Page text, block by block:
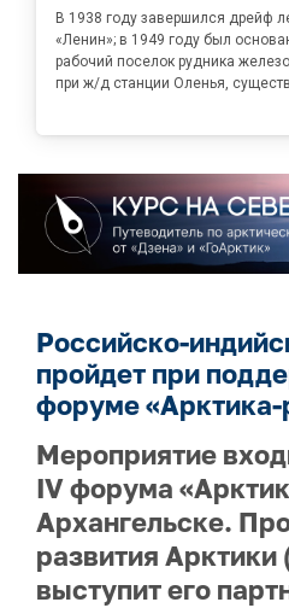
В 1938 году завершился дрейф
«Ленин»; в 1949 году был
рабочий поселок рудника
при ж/д станции Оленья,
Российско-
пройдет при
форуме «Арктика-
Мероприятие
IV форума
Архангельске.
развития
выступит его